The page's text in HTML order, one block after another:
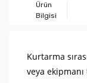
Ürün
Bilgisi
Kurtarma
veya ekipmanı